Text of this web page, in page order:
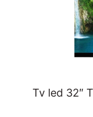
Tv led 32″